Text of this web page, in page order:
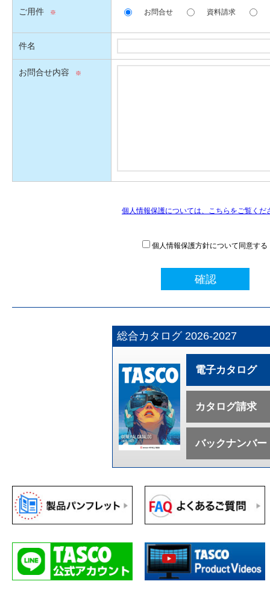
ご用件 お問合せ 資料請求
件名
お問合せ内容
個人情報保護については、こちらをご覧くだ
個人情報保護方針について同意する
確認
総合カタログ 2026-2027
電子カタログ
カタログ請求
バックナンバー